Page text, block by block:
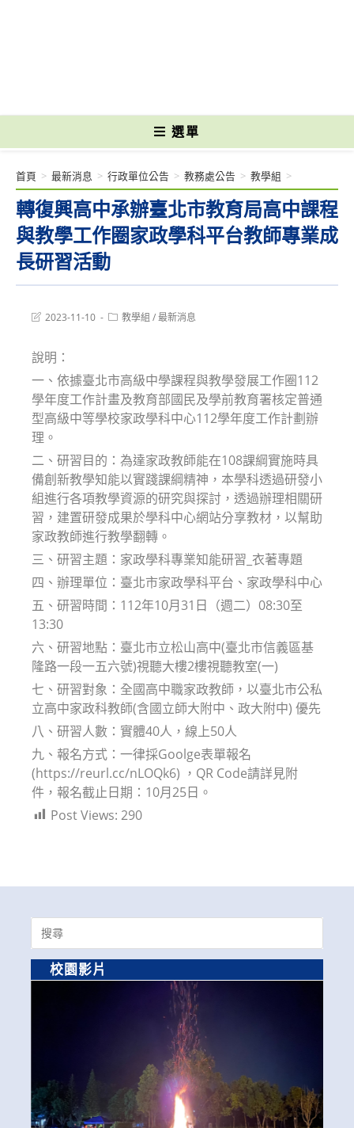
選單
轉復興高中承辦臺北市教育局高中課程
與教學工作圈家政學科平台教師專業成
長研習活動
首頁 > 最新消息 > 行政單位公告 > 教務處公告 > 教學組 >
Post2023-11-10
Post教學組 /最新消息
說明：
一、依據臺北市高級中學課程與教學發展工作圈112
學年度工作計畫及教育部國民及學前教育署核定普通
型高級中等學校家政學科中心112學年度工作計劃辦
理。
二、研習目的：為達家政教師能在108課綱實施時具
備創新教學知能以實踐課綱精神，本學科透過研發小
組進行各項教學資源的研究與探討，透過辦理相關研
習，建置研發成果於學科中心網站分享教材，以幫助
家政教師進行教學翻轉。
三、研習主題：家政學科專業知能研習_衣著專題
四、辦理單位：臺北市家政學科平台、家政學科中心
五、研習時間：112年10月31日（週二）08:30至
13:30
六、研習地點：臺北市立松山高中(臺北市信義區基
隆路一段一五六號)視聽大樓2樓視聽教室(一)
七、研習對象：全國高中職家政教師，以臺北市公私
立高中家政科教師(含國立師大附中、政大附中) 優先
八、研習人數：實體40人，線上50人
九、報名方式：一律採Goolge表單報名
(https://reurl.cc/nLOQk6) ，QR Code請詳見附
件，報名截止日期：10月25日。
Post Views: 290
Search
for:
校園影片